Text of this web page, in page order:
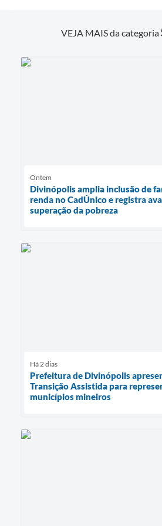
VEJA MAIS da categoria
Ontem
Divinópolis amplia inclusão de
renda no CadÚnico e registra
superação da pobreza
Há 2 dias
Prefeitura de Divinópolis
Transição Assistida para
municípios mineiros